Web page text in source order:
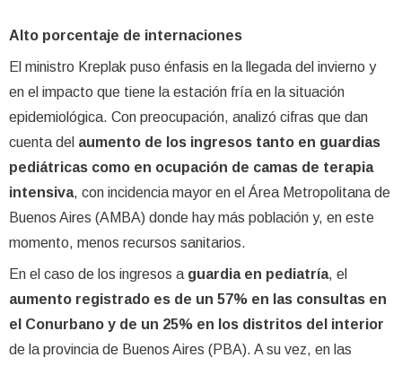
Alto porcentaje de internaciones
El ministro Kreplak puso énfasis en la llegada del invierno y
en el impacto que tiene la estación fría en la situación
epidemiológica. Con preocupación, analizó cifras que dan
cuenta del aumento de los ingresos tanto en guardias
pediátricas como en ocupación de camas de terapia
intensiva, con incidencia mayor en el Área Metropolitana de
Buenos Aires (AMBA) donde hay más población y, en este
momento, menos recursos sanitarios.
En el caso de los ingresos a guardia en pediatría, el
aumento registrado es de un 57% en las consultas en
el Conurbano y de un 25% en los distritos del interior
de la provincia de Buenos Aires (PBA). A su vez, en las